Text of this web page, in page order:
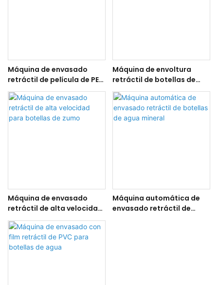
Máquina de envasado
retráctil de película de PE
para botellas de agua
mineral
Máquina de envoltura
retráctil de botellas de
cola con película de PE de
colores
Máquina de envasado
retráctil de alta velocidad
para botellas de zumo
Máquina automática de
envasado retráctil de